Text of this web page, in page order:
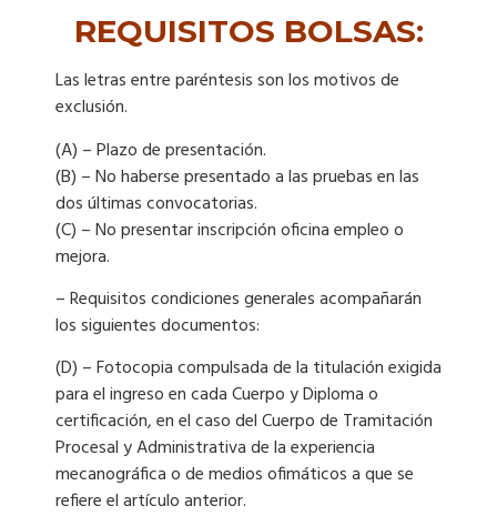
REQUISITOS BOLSAS:
Las letras entre paréntesis son los motivos de
exclusión.
(A) – Plazo de presentación.
(B) – No haberse presentado a las pruebas en las
dos últimas convocatorias.
(C) – No presentar inscripción oficina empleo o
mejora.
– Requisitos condiciones generales acompañarán
los siguientes documentos:
(D) – Fotocopia compulsada de la titulación exigida
para el ingreso en cada Cuerpo y Diploma o
certificación, en el caso del Cuerpo de Tramitación
Procesal y Administrativa de la experiencia
mecanográfica o de medios ofimáticos a que se
refiere el artículo anterior.